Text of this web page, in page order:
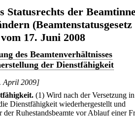
Statusrechts der
(Beamtenstatusgesetz
17. Juni 2008
des Beamtenverhältnisses
der Dienstfähigkeit
April 2009]
(1) Wird nach der Versetzung
Dienstfähigkeit wiederhergestellt und
der Ruhestandsbeamte vor Ablauf einer